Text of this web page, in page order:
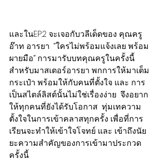
และในEP.2 จะเจอกับวลีเด็ดของ คุณครู
อ๊าท อารยา  “ใครไม่พร้อมแจ้งเลย พร้อม
ผายมือ” การมารับบทคุณครูในครั้งนี้
สำหรับมาสเตอร์อารยา พกการให้มาเต็ม
กระเป๋า พร้อมให้กับคนที่ตั้งใจ และ การ
เป็นสไตล์ลิสต์นั้นไม่ใช่เรื่องง่าย  จึงอยาก
ให้ทุกคนที่ยังได้รับโอกาส  ทุ่มเทความ
ตั้งใจในการเข้าคลาสทุกครั้ง เพื่อที่การ
เรียนจะทำให้เข้าใจโจทย์ และ เข้าถึงนัย
ยะความสำคัญของการเข้ามาประกวด
ครั้งนี้